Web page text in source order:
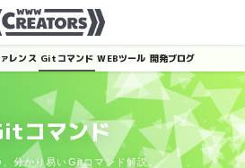
レンス Gitコマンド WEBツール 開発ブログ
コマンド
、分かり易いGitコマンド解説。